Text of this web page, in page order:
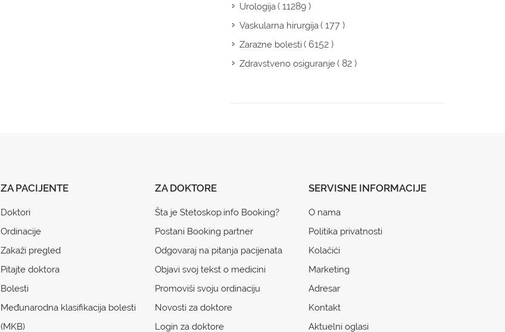
Urologija( 11289 )
Vaskularna hirurgija( 177 )
Zarazne bolesti( 6152 )
Zdravstveno osiguranje( 82 )
ZA PACIJENTE
Doktori
Ordinacije
Zakaži pregled
Pitajte doktora
Bolesti
Međunarodna klasifikacija bolesti
(MKB)
ZA DOKTORE
Šta je Stetoskop.info Booking?
Postani Booking partner
Odgovaraj na pitanja pacijenata
Objavi svoj tekst o medicini
Promoviši svoju ordinaciju
Novosti za doktore
Login za doktore
SERVISNE INFORMACIJE
O nama
Politika privatnosti
Kolačići
Marketing
Adresar
Kontakt
Aktuelni oglasi